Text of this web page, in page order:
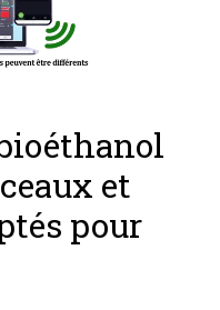
et
pour